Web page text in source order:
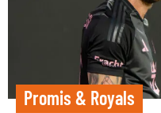
Promis & Royals